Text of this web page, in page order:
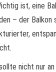
ist, eine
– der Balkon
nicht nur